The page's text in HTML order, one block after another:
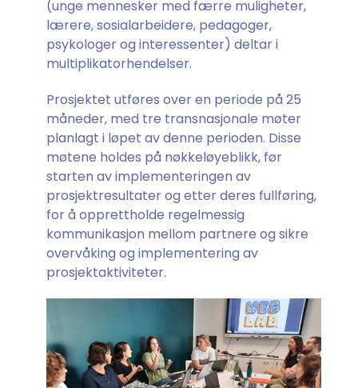
(unge mennesker med færre muligheter,
lærere, sosialarbeidere, pedagoger,
psykologer og interessenter) deltar i
multiplikatorhendelser.
Prosjektet utføres over en periode på 25
måneder, med tre transnasjonale møter
planlagt i løpet av denne perioden. Disse
møtene holdes på nøkkeløyeblikk, før
starten av implementeringen av
prosjektresultater og etter deres fullføring,
for å opprettholde regelmessig
kommunikasjon mellom partnere og sikre
overvåking og implementering av
prosjektaktiviteter.